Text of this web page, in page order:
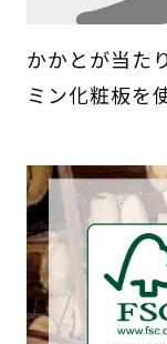
かかとが当た
ミン化粧板を